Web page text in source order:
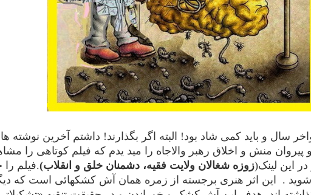
سال و باید کمی شاد بود! البته اگر بگذارند! داشتم آخرین نوشته
پیروان منش و اخلاق رهبر والاجاه را مید یدم که فیلم کوتاهی را
در این لینک(زوزه شغالان ولایت فقیه، دشمنان خلق و انقلاب)
.فیلم را
شوید . این اثر هنری برجسته از زمره همان آش کشکهائی است که